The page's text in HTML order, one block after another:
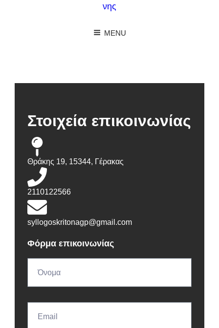
MENU
Στοιχεία επικοινωνίας
Θράκης 19, 15344, Γέρακας
2110122566
syllogoskritonagp@gmail.com
Φόρμα επικοινωνίας